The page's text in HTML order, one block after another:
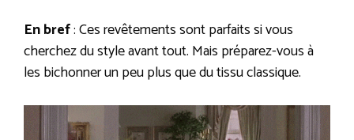
En bref: Ces revêtements sont parfaits si vous
cherchez du style avant tout. Mais préparez-vous à
les bichonner un peu plus que du tissu classique.